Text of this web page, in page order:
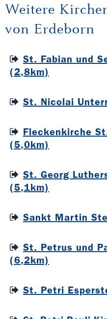
Weitere
von Erdeborn
St. Fabian und
(2,8km)
St. Nicolai
Fleckenkirche
(5,0km)
St. Georg
(5,1km)
Sankt Martin
St. Petrus und
(6,2km)
St. Petri